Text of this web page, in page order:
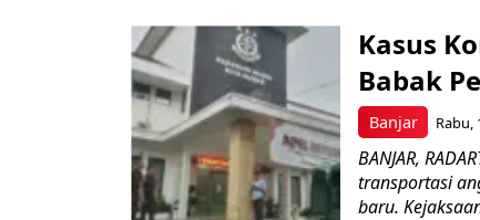
Banjar
Kasus
Babak
Rabu,
BANJAR,
transportasi
baru.